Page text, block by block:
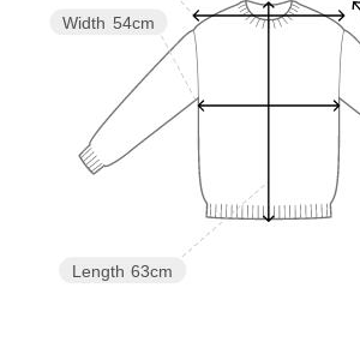
Length 63cm
Width 54cm